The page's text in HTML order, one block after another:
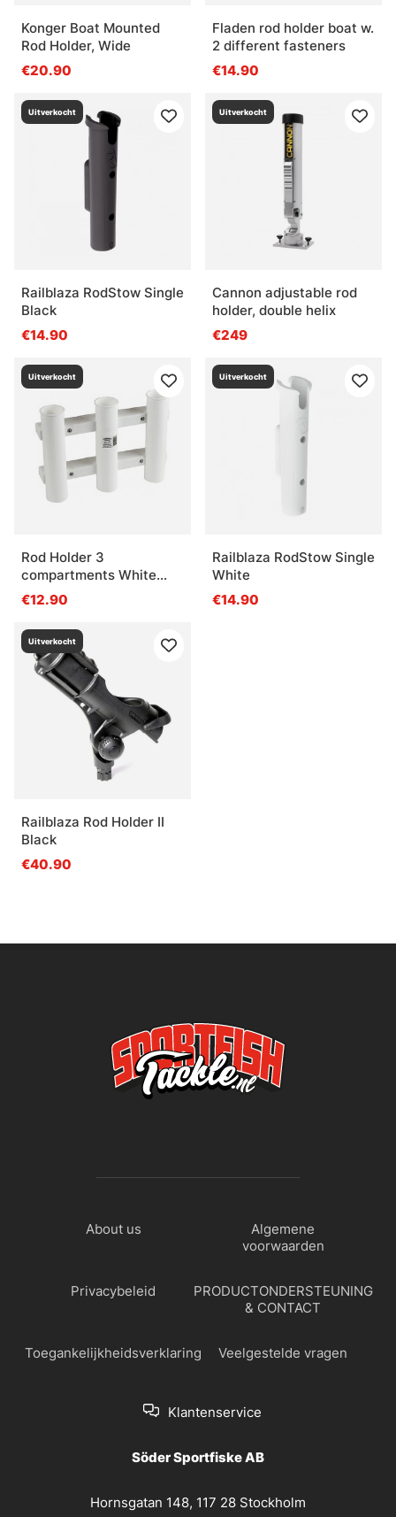
Konger Boat Mounted
Rod Holder, Wide
€20.90
Fladen rod holder boat w.
2 different fasteners
€14.90
Uitverkocht
Railblaza RodStow Single
Black
€14.90
Uitverkocht
Cannon adjustable rod
holder, double helix
€249
Uitverkocht
Rod Holder 3
compartments White
medium 22x5x30cm
€12.90
Uitverkocht
Railblaza RodStow Single
White
€14.90
Uitverkocht
Railblaza Rod Holder II
Black
€40.90
About us
Algemene
voorwaarden
Privacybeleid
PRODUCTONDERSTEUNING
& CONTACT
Toegankelijkheidsverklaring Veelgestelde vragen
Klantenservice
Söder Sportfiske AB
Hornsgatan 148, 117 28 Stockholm